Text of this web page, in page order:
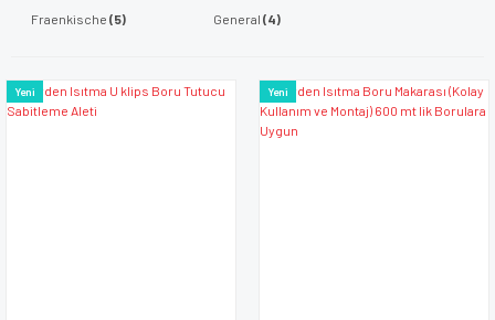
Fraenkische(5) General(4)
Yeni Yeni